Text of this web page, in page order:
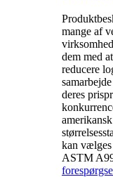
mange af
dem med
reducere
deres
kan
ASTM